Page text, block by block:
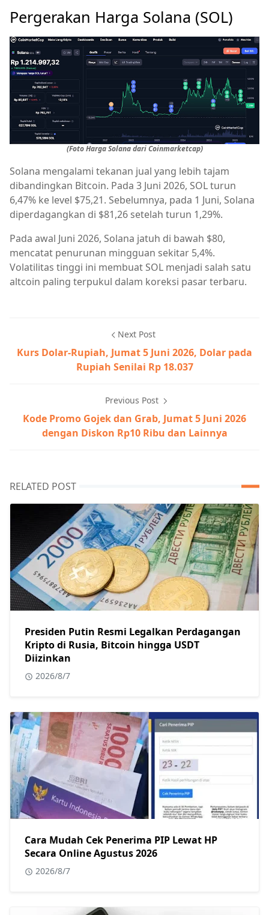
Pergerakan Harga Solana (SOL)
(Foto Harga Solana dari Coinmarketcap)
Solana mengalami tekanan jual yang lebih tajam
dibandingkan Bitcoin. Pada 3 Juni 2026, SOL turun
6,47% ke level $75,21. Sebelumnya, pada 1 Juni, Solana
diperdagangkan di $81,26 setelah turun 1,29%.
Pada awal Juni 2026, Solana jatuh di bawah $80,
mencatat penurunan mingguan sekitar 5,4%.
Volatilitas tinggi ini membuat SOL menjadi salah satu
altcoin paling terpukul dalam koreksi pasar terbaru.
Next Post
Kurs Dolar-Rupiah, Jumat 5 Juni 2026, Dolar pada
Rupiah Senilai Rp 18.037
Previous Post
Kode Promo Gojek dan Grab, Jumat 5 Juni 2026
dengan Diskon Rp10 Ribu dan Lainnya
RELATED POST
Presiden Putin Resmi Legalkan Perdagangan
Kripto di Rusia, Bitcoin hingga USDT
Diizinkan
2026/8/7
Cara Mudah Cek Penerima PIP Lewat HP
Secara Online Agustus 2026
2026/8/7